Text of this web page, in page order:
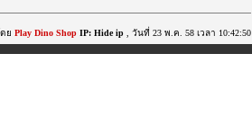
ย Play Dino Shop IP: Hide ip , วันที่ 23 พ.ค. 58 เวลา 10:42:50